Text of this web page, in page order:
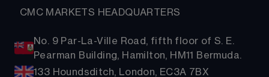
  CMC MARKETS HEADQUARTERS
No. 9 Par-La-Ville Road, fifth floor of S. E.
Pearman Building, Hamilton, HM11 Bermuda.
133 Houndsditch, London, EC3A 7BX